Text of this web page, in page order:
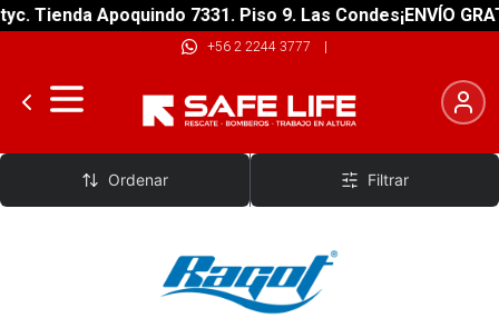
Apoquindo 7331. Piso 9. Las Condes¡ENVÍO
+56 2 2244 3777 |
Ragot
Ordenar Filtrar